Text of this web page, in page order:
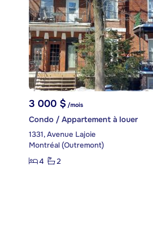
3 000 $/mois
Condo / Appartement à louer
1331, Avenue Lajoie
Montréal (Outremont)
4
2